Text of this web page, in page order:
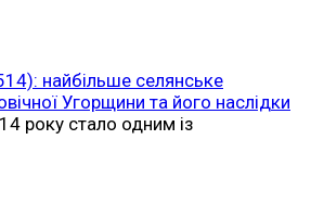
найбільше селянське
Угорщини та його наслідки
року стало одним із